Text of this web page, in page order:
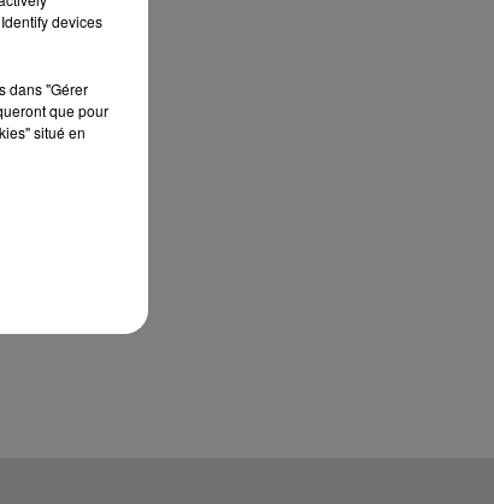
édition de Stars'Terre, organisée du 18 au 20
devices
dans "Gérer
que pour
situé en